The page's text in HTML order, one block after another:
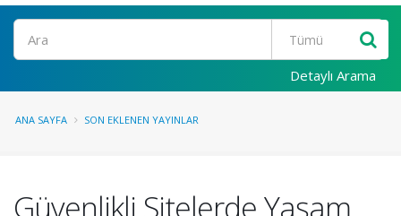
Ara
Detaylı Arama
ANA SAYFA SON EKLENEN YAYINLAR
Güvenlikli Sitelerde Yaşam